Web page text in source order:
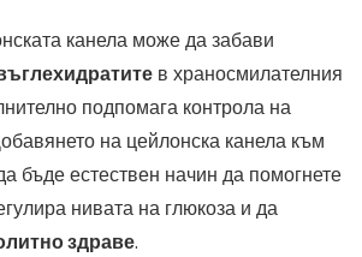
канела може да забави
в храносмилателния
подпомага контрола на
на цейлонска канела към
бъде естествен начин да помогнете
нивата на глюкоза и да
здраве.